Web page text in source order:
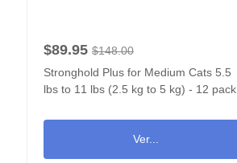
$89.95 $148.00
Stronghold Plus for Medium Cats 5.5
lbs to 11 lbs (2.5 kg to 5 kg) - 12 pack
Ver...